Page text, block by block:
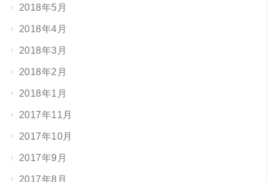
2018年5月
2018年4月
2018年3月
2018年2月
2018年1月
2017年11月
2017年10月
2017年9月
2017年8月